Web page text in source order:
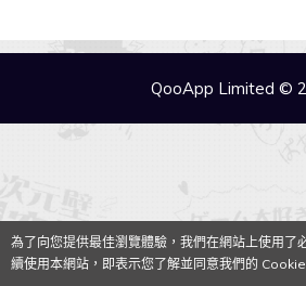
QooApp Limited ©
為了向您提供最佳瀏覽體驗，我們在網站上使用了
續使用本網站，即表示您了解並同意我們的 Cookie